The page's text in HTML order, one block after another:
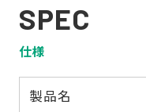
SPEC
仕様
製品名